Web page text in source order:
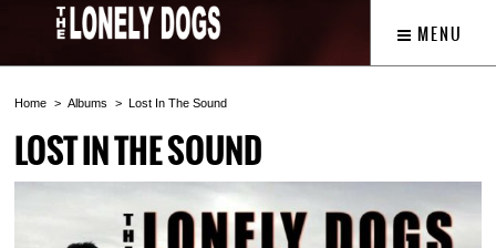
MENU
Home Albums Lost In The Sound
LOST IN THE SOUND